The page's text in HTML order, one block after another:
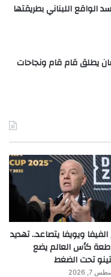
اللبناني بطريقتها
يطلق قام قام ونجاحات
ويويفا يتصاعد.. تهديد
كأس العالم يضع
تحت الضغط
7, 2026